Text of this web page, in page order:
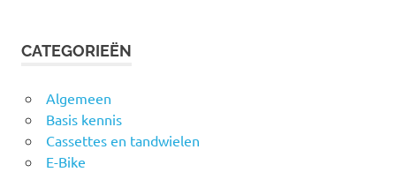
CATEGORIEËN
Algemeen
Basis kennis
Cassettes en tandwielen
E-Bike